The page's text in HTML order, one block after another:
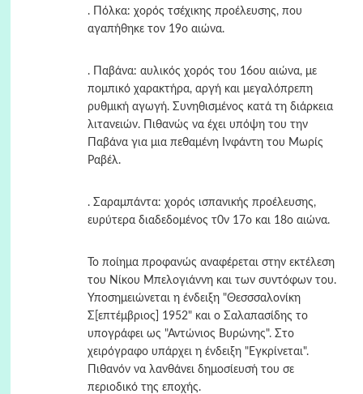
. Πόλκα: χορός τσέχικης προέλευσης, που
αγαπήθηκε τον 19ο αιώνα.
. Παβάνα: αυλικός χορός του 16ου αιώνα, με
πομπικό χαρακτήρα, αργή και μεγαλόπρεπη
ρυθμική αγωγή. Συνηθισμένος κατά τη διάρκεια
λιτανειών. Πιθανώς να έχει υπόψη του την
Παβάνα για μια πεθαμένη Ινφάντη του Μωρίς
Ραβέλ.
. Σαραμπάντα: χορός ισπανικής προέλευσης,
ευρύτερα διαδεδομένος τ0ν 17ο και 18ο αιώνα.
Το ποίημα προφανώς αναφέρεται στην εκτέλεση
του Νίκου Μπελογιάννη και των συντόφων του.
Υποσημειώνεται η ένδειξη "Θεσσσαλονίκη
Σ[επτέμβριος] 1952" και ο Σαλαπασίδης το
υπογράφει ως "Αντώνιος Βυρώνης". Στο
χειρόγραφο υπάρχει η ένδειξη "Εγκρίνεται".
Πιθανόν να λανθάνει δημοσίευσή του σε
περιοδικό της εποχής.